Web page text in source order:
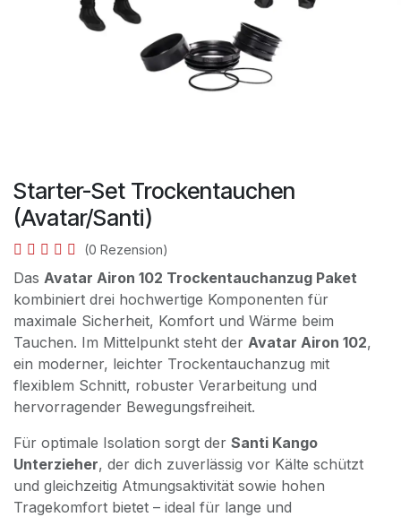
Starter-Set Trockentauchen
(Avatar/Santi)
(0 Rezension)
Das Avatar Airon 102 Trockentauchanzug Paket
kombiniert drei hochwertige Komponenten für
maximale Sicherheit, Komfort und Wärme beim
Tauchen. Im Mittelpunkt steht der Avatar Airon 102,
ein moderner, leichter Trockentauchanzug mit
flexiblem Schnitt, robuster Verarbeitung und
hervorragender Bewegungsfreiheit.
Für optimale Isolation sorgt der Santi Kango
Unterzieher, der dich zuverlässig vor Kälte schützt
und gleichzeitig Atmungsaktivität sowie hohen
Tragekomfort bietet – ideal für lange und